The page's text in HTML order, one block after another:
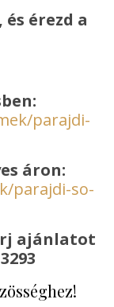
érezd a
parajdi-
áron:
parajdi-so-
ajánlatot